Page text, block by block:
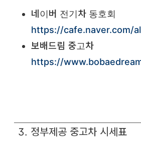
네이버 전기차 동호회
https://cafe.naver.com/
보배드림 중고차
https://
3. 정부제공 중고차 시세표